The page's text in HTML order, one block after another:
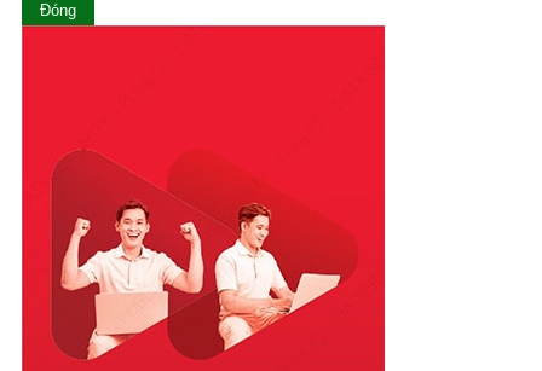
Quảng Ngãi
Quảng Ninh
Quảng Trị
Sóc Trăng
Sơn La
Tây Ninh
Thái Bình
Thái Nguyên
Đóng